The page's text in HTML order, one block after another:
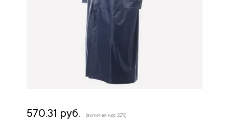
570.31 руб. (включая ндс 22%)